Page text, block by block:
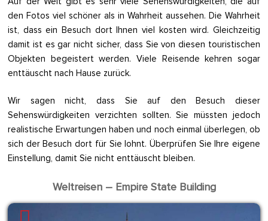
den Fotos viel schöner als in Wahrheit aussehen. Die Wahrheit
ist, dass ein Besuch dort Ihnen viel kosten wird. Gleichzeitig
damit ist es gar nicht sicher, dass Sie von diesen touristischen
Objekten begeistert werden. Viele Reisende kehren sogar
enttäuscht nach Hause zurück.
Wir sagen nicht, dass Sie auf den Besuch dieser
Sehenswürdigkeiten verzichten sollten. Sie müssten jedoch
realistische Erwartungen haben und noch einmal überlegen, ob
sich der Besuch dort für Sie lohnt. Überprüfen Sie Ihre eigene
Einstellung, damit Sie nicht enttäuscht bleiben.
Weltreisen – Empire State Building